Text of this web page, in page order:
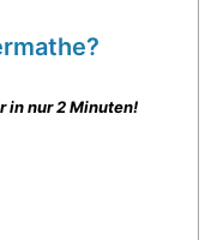
in nur 2 Minuten!